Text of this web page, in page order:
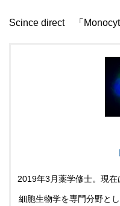
Scince direct 「
2019年3月薬学修士。現在
細胞生物学を専門分野と